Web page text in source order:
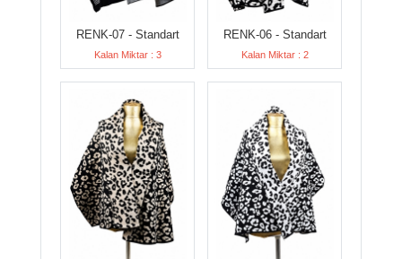
RENK-07 - Standart
Kalan Miktar : 3
RENK-06 - Standart
Kalan Miktar : 2